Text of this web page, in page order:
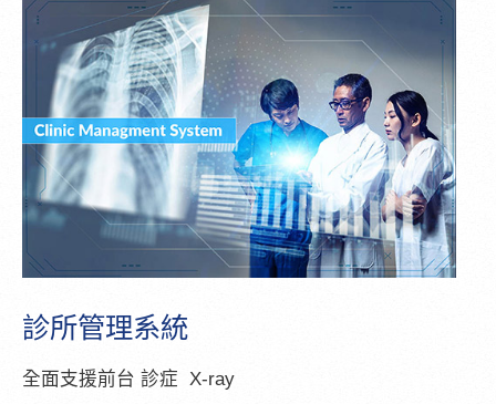
診所管理系統
全面支援前台 診症 X-ray